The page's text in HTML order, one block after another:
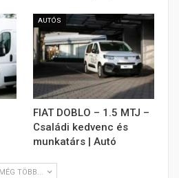
AUTÓS
FIAT DOBLO – 1.5 MTJ –
Családi kedvenc és
munkatárs | Autó
MÉG TÖBB...